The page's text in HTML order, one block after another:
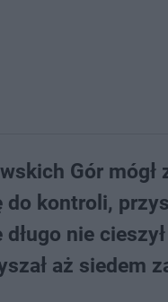
Gór
do kontroli,
nie
aż siedem